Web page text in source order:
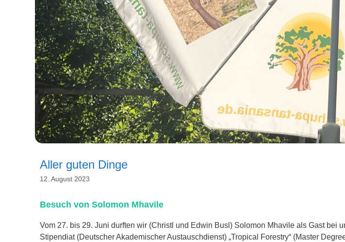
Aller guten Dinge
12. August 2023
Besuch von Solomon Mhavile
Vom 27. bis 29. Juni durften wir (Christl und Edwin Busl) Solomon Mhavile als Gast
Stipendiat (Deutscher Akademischer Austauschdienst) „Tropical Forestry“ (Master